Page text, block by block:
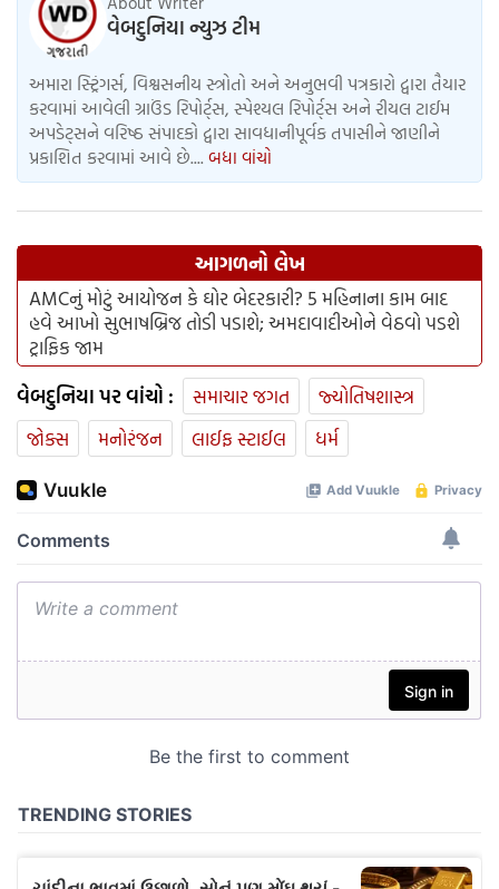
વેબદુનિયા ન્યુઝ ટીમ
અમારા સ્ટ્રિંગર્સ, વિશ્વસનીય સ્ત્રોતો અને અનુભવી પત્રકારો દ્વારા તૈયાર
કરવામાં આવેલી ગ્રાઉંડ રિપોર્ટ્સ, સ્પેશ્યલ રિપોર્ટ્સ અને રીયલ ટાઈમ
અપડેટ્સને વરિષ્ઠ સંપાદકો દ્વારા સાવધાનીપૂર્વક તપાસીને જાણીને
પ્રકાશિત કરવામાં આવે છે.... બધા વાંચો
આગળનો લેખ
AMCનું મોટું આયોજન કે ઘોર બેદરકારી? 5 મહિનાના કામ બાદ
હવે આખો સુભાષબ્રિજ તોડી પડાશે; અમદાવાદીઓને વેઠવો પડશે
ટ્રાફિક જામ
વેબદુનિયા પર વાંચો : સમાચાર જગત
જ્યોતિષશાસ્ત્ર
જોક્સ
મનોરંજન લાઈફ સ્ટાઈલ ધર્મ